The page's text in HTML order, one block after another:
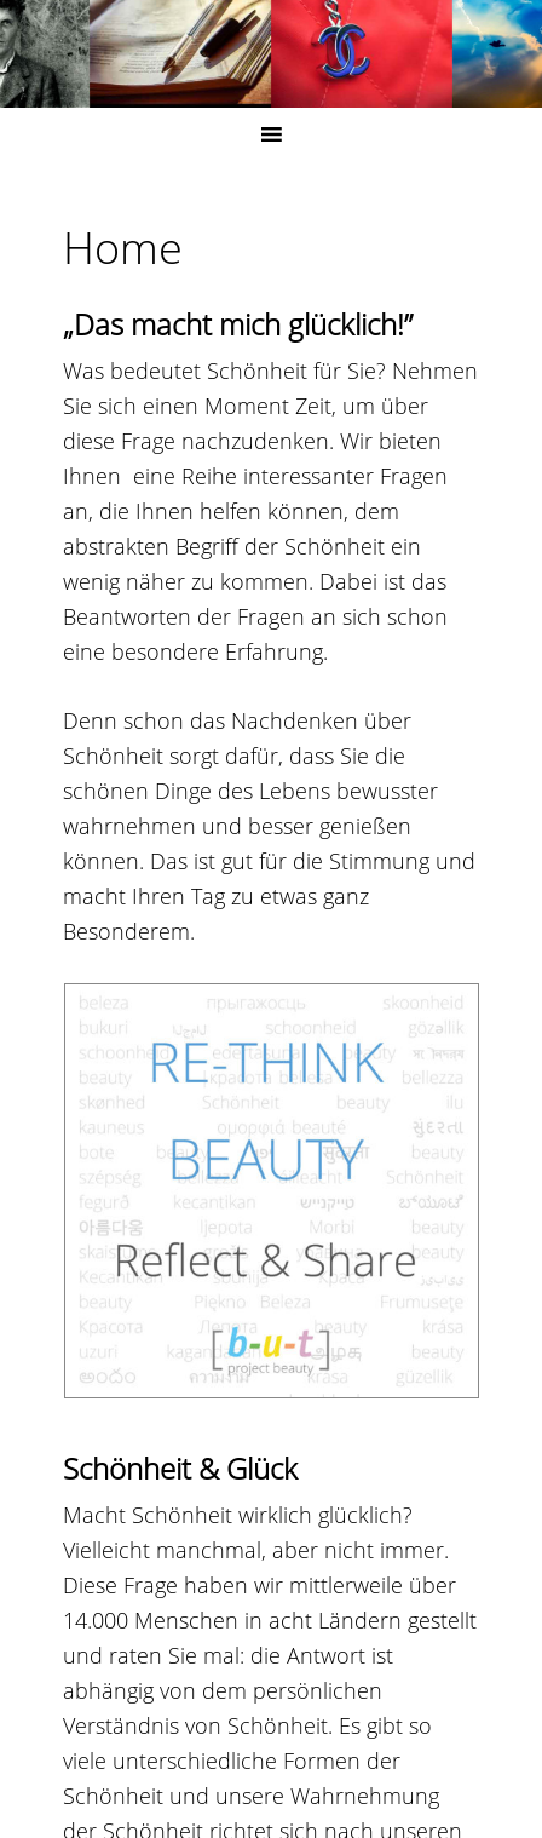
Home
„Das macht mich glücklich!”
Was bedeutet Schönheit für Sie? Nehmen
Sie sich einen Moment Zeit, um über
diese Frage nachzudenken. Wir bieten
Ihnen eine Reihe interessanter Fragen
an, die Ihnen helfen können, dem
abstrakten Begriff der Schönheit ein
wenig näher zu kommen. Dabei ist das
Beantworten der Fragen an sich schon
eine besondere Erfahrung.
Denn schon das Nachdenken über
Schönheit sorgt dafür, dass Sie die
schönen Dinge des Lebens bewusster
wahrnehmen und besser genießen
können. Das ist gut für die Stimmung und
macht Ihren Tag zu etwas ganz
Besonderem.
Schönheit & Glück
Macht Schönheit wirklich glücklich?
Vielleicht manchmal, aber nicht immer.
Diese Frage haben wir mittlerweile über
14.000 Menschen in acht Ländern gestellt
und raten Sie mal: die Antwort ist
abhängig von dem persönlichen
Verständnis von Schönheit. Es gibt so
viele unterschiedliche Formen der
Schönheit und unsere Wahrnehmung
der Schönheit richtet sich nach unseren